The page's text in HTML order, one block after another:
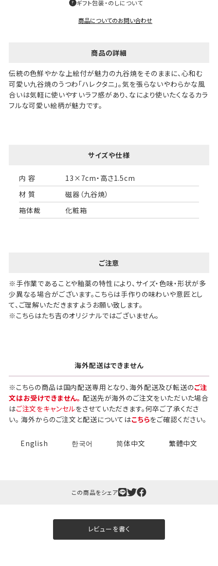
ギフト包装・のしについて
商品についてのお問い合わせ
商品の詳細
伝統の色鮮やかな上絵付が魅力の九谷焼をそのままに、心和む
可愛い九谷焼のうつわ「ハレクタニ」。気を張らないやわらかな風
合いは気軽に使いやすいラフ感があり、なにより使いたくなるカラ
フルな可愛い絵柄が魅力です。
サイズや仕様
内 容
13×7cm・高さ1.5cm
材 質
磁器（九谷焼）
箱体裁
化粧箱
ご注意
※手作業であることや釉薬の特性により、サイズ・色味・形状が多
少異なる場合がございます。こちらは手作りの味わいや意匠とし
て、ご理解いただきますようお願い致します。
※こちらはたち吉のオリジナルではございません。
海外配送はできません
※こちらの商品は国内配送専用となり、海外配送及び転送のご注
文はお受けできません。 配送先が海外のご注文をいただいた場合
はご注文をキャンセルをさせていただきます。何卒ご了承くださ
い。 海外からのご注文と配送についてはこちらをご確認ください。
English 한국어 简体中文 繁體中文
この商品をシェア
レビューを書く